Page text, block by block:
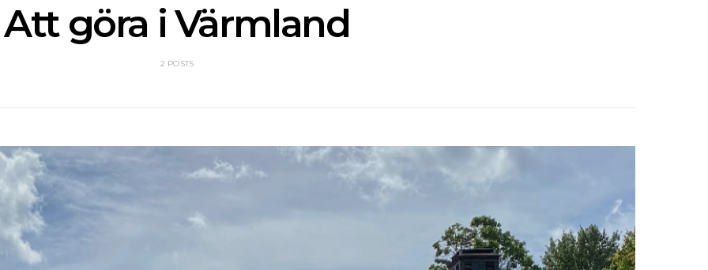
Att göra i Värmland
2 POSTS